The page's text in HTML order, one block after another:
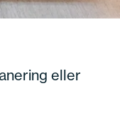
eller